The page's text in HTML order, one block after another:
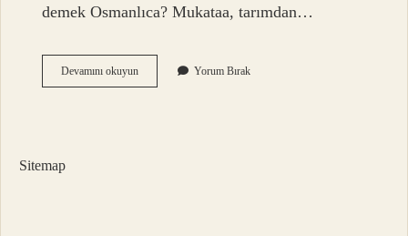
demek Osmanlıca? Mukataa, tarımdan…
Devamını okuyunMukataa
Arazi
Yorum Bırak
Sitemap